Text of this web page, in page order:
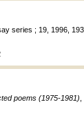
series ; 19, 1996,
poems (1975-1981)